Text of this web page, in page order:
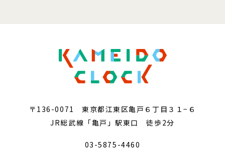
〒136-0071 東京都江東区亀戸６丁目３１−６
JR総武線「亀戸」駅東口 徒歩2分
03-5875-4460